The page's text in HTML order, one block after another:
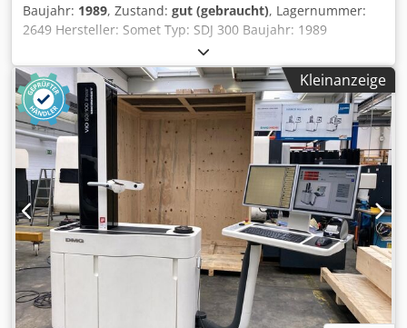
Baujahr: 1989, Zustand: gut (gebraucht), Lagernummer:
2649 Hersteller: Somet Typ: SDJ 300 Baujahr: 1989
Maschinenummer: K017 200 Dcsdpfx Aoiim Szjk Usk
Messbarer Werkzeugdurchmesser: Ø 6 - 300 mm
Messbare Werkzeuglänge: 40 - 500 mm Genauigkeit: 0,002
mm Zubehör: 1x Wechselbuchse ISO 40 1x Wechselbuchse
ISO 45 1x Wechselbuchse ISO 50 1x Prüfdorn ISO 50 Maße:
1.000 x 600 x 1.850 mm Gewicht: ca. 0,3 t
Kleinanzeige